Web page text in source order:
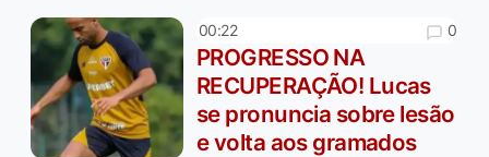
00:22 0
PROGRESSO NA
RECUPERAÇÃO! Lucas
se pronuncia sobre lesão
e volta aos gramados